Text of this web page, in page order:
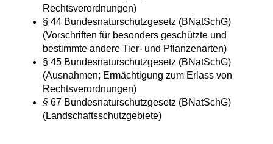
Rechtsverordnungen)
§ 44 Bundesnaturschutzgesetz (BNatSchG)
(Vorschriften für besonders geschützte und
bestimmte andere Tier- und Pflanzenarten)
§ 45 Bundesnaturschutzgesetz (BNatSchG)
(Ausnahmen; Ermächtigung zum Erlass von
Rechtsverordnungen)
§ 67 Bundesnaturschutzgesetz (BNatSchG)
(Landschaftsschutzgebiete)